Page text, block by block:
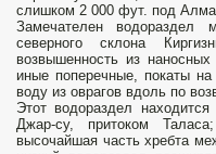
слишком 2 000 фут. под
Замечателен
северного склона
возвышенность из
иные поперечные, покаты
воду из оврагов вдоль по
Этот водораздел
Джар-су, притоком
высочайшая часть хребта